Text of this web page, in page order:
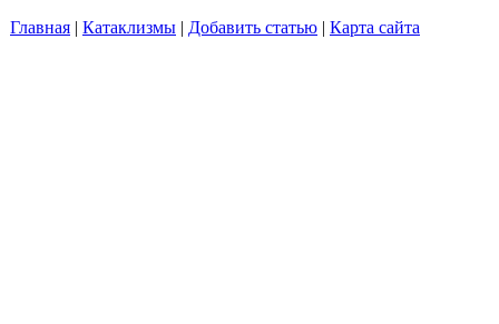
Главная | Катаклизмы | Добавить статью | Карта сайта